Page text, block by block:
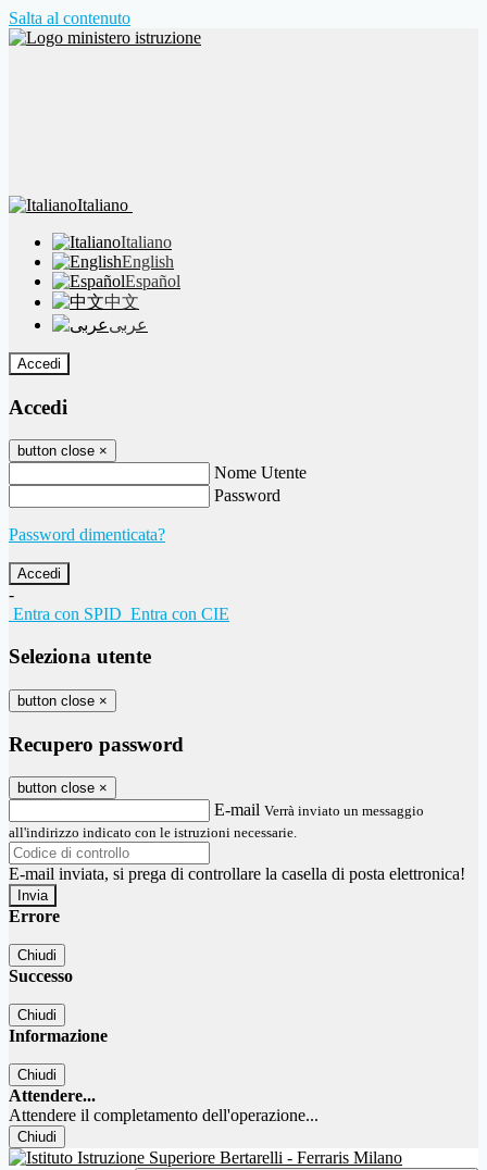
Salta al contenuto
Italiano
Italiano
English
Español
中文
عربى
Accedi
Accedi
button close ×
Nome Utente
Password
Password dimenticata?
-
Entra con SPID Entra con CIE
Seleziona utente
button close ×
Recupero password
button close ×
E-mail Verrà inviato un messaggio
all'indirizzo indicato con le istruzioni necessarie.
E-mail inviata, si prega di controllare la casella di posta elettronica!
Errore
Chiudi
Successo
Chiudi
Informazione
Chiudi
Attendere...
Attendere il completamento dell'operazione...
Chiudi